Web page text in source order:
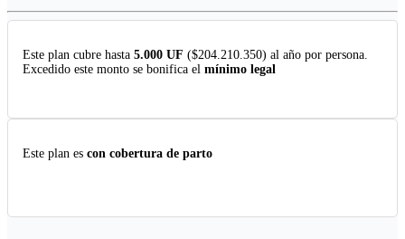
Este plan cubre hasta 5.000 UF ($204.210.350) al año por persona.
Excedido este monto se bonifica el mínimo legal
Este plan es con cobertura de parto